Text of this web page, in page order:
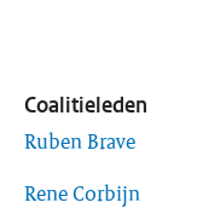
Coalitieleden
Ruben Brave
Rene Corbijn